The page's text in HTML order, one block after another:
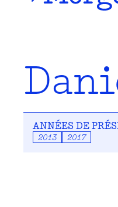
ANNÉES DE
2013 2017